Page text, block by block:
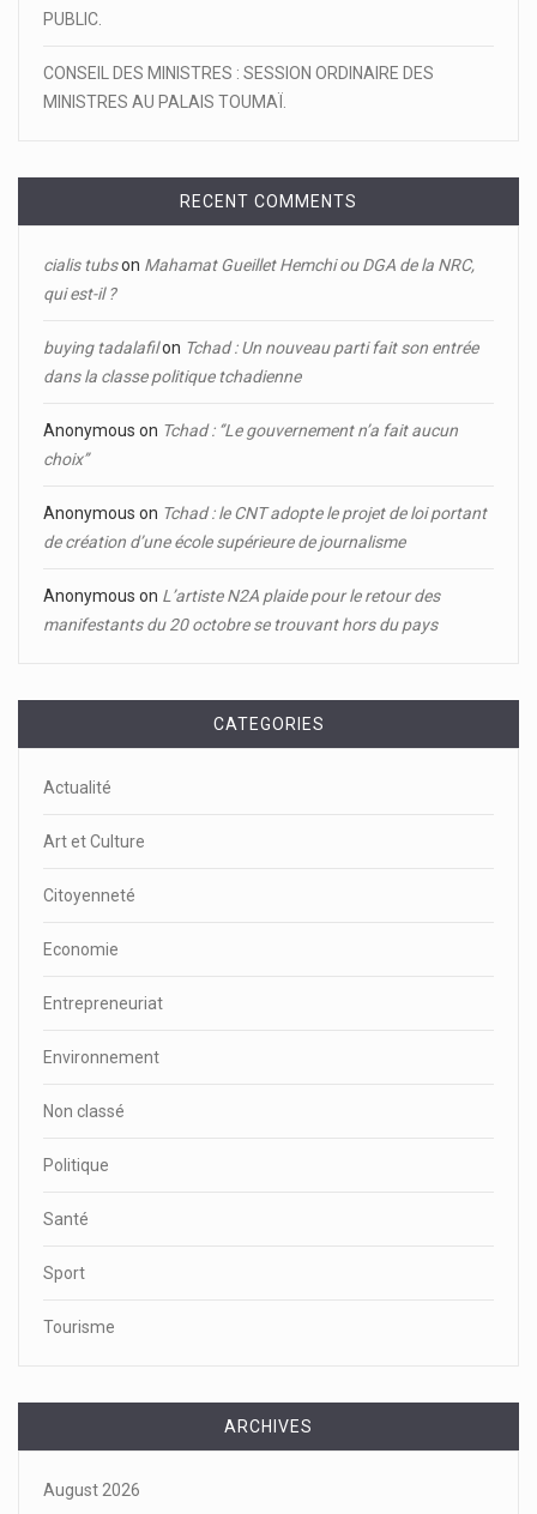
PUBLIC.
CONSEIL DES MINISTRES : SESSION ORDINAIRE DES
MINISTRES AU PALAIS TOUMAÏ.
RECENT COMMENTS
cialis tubson Mahamat Gueillet Hemchi ou DGA de la NRC,
qui est-il ?
buying tadalafilon Tchad : Un nouveau parti fait son entrée
dans la classe politique tchadienne
Anonymous on Tchad : ‘’Le gouvernement n’a fait aucun
choix’’
Anonymous on Tchad : le CNT adopte le projet de loi portant
de création d’une école supérieure de journalisme
Anonymous on L’artiste N2A plaide pour le retour des
manifestants du 20 octobre se trouvant hors du pays
CATEGORIES
Actualité
Art et Culture
Citoyenneté
Economie
Entrepreneuriat
Environnement
Non classé
Politique
Santé
Sport
Tourisme
ARCHIVES
August 2026